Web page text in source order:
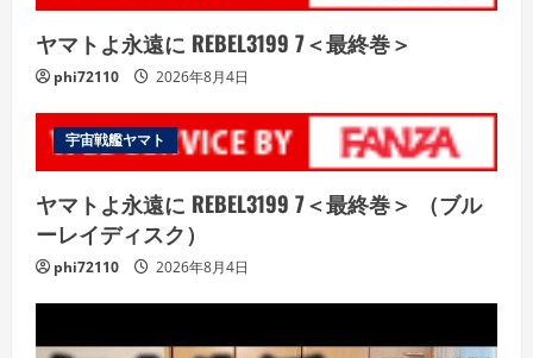
ヤマトよ永遠に REBEL3199 7＜最終巻＞
phi72110 2026年8月4日
宇宙戦艦ヤマト
ヤマトよ永遠に REBEL3199 7＜最終巻＞ （ブル
ーレイディスク）
phi72110 2026年8月4日